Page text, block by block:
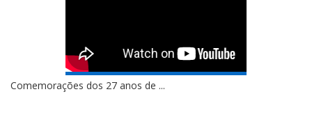
Comemorações dos 27 anos de ...